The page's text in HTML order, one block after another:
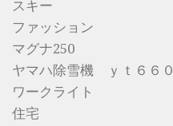
スキー
ファッション
マグナ250
ヤマハ除雪機 ｙｔ６６０
ワークライト
住宅